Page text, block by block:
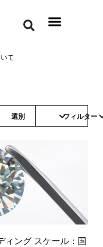
て
選別 フィルター
ィング スケール：国